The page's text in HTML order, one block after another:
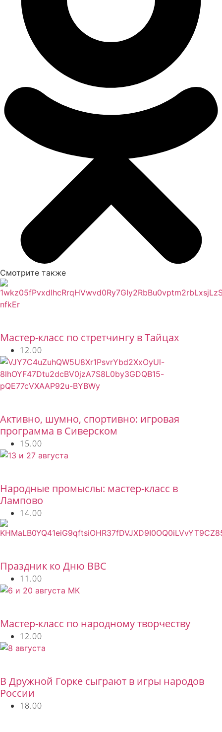
Смотрите также
Мастер-класс по стретчингу в Тайцах
12.00
Активно, шумно, спортивно: игровая
программа в Сиверском
15.00
Народные промыслы: мастер-класс в
Лампово
14.00
Праздник ко Дню ВВС
11.00
Мастер-класс по народному творчеству
12.00
В Дружной Горке сыграют в игры народов
России
18.00